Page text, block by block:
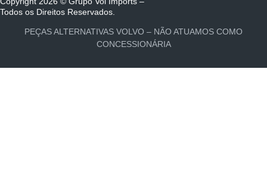
Todos os Direitos Reservados.
PEÇAS ALTERNATIVAS VOLVO – NÃO ATUAMOS COMO
CONCESSIONÁRIA